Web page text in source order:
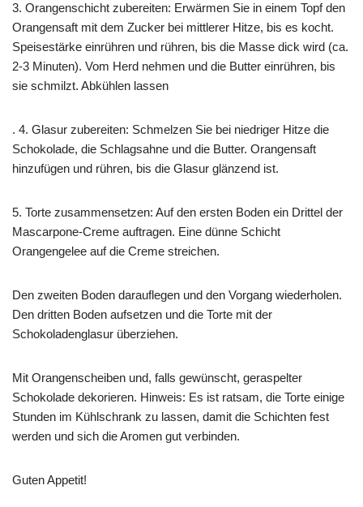
3. Orangenschicht zubereiten: Erwärmen Sie in einem Topf den
Orangensaft mit dem Zucker bei mittlerer Hitze, bis es kocht.
Speisestärke einrühren und rühren, bis die Masse dick wird (ca.
2-3 Minuten). Vom Herd nehmen und die Butter einrühren, bis
sie schmilzt. Abkühlen lassen
. 4. Glasur zubereiten: Schmelzen Sie bei niedriger Hitze die
Schokolade, die Schlagsahne und die Butter. Orangensaft
hinzufügen und rühren, bis die Glasur glänzend ist.
5. Torte zusammensetzen: Auf den ersten Boden ein Drittel der
Mascarpone-Creme auftragen. Eine dünne Schicht
Orangengelee auf die Creme streichen.
Den zweiten Boden darauflegen und den Vorgang wiederholen.
Den dritten Boden aufsetzen und die Torte mit der
Schokoladenglasur überziehen.
Mit Orangenscheiben und, falls gewünscht, geraspelter
Schokolade dekorieren. Hinweis: Es ist ratsam, die Torte einige
Stunden im Kühlschrank zu lassen, damit die Schichten fest
werden und sich die Aromen gut verbinden.
Guten Appetit!